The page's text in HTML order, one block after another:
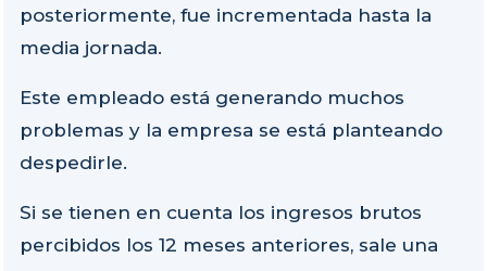
posteriormente, fue incrementada hasta la
media jornada.
Este empleado está generando muchos
problemas y la empresa se está planteando
despedirle.
Si se tienen en cuenta los ingresos brutos
percibidos los 12 meses anteriores, sale una